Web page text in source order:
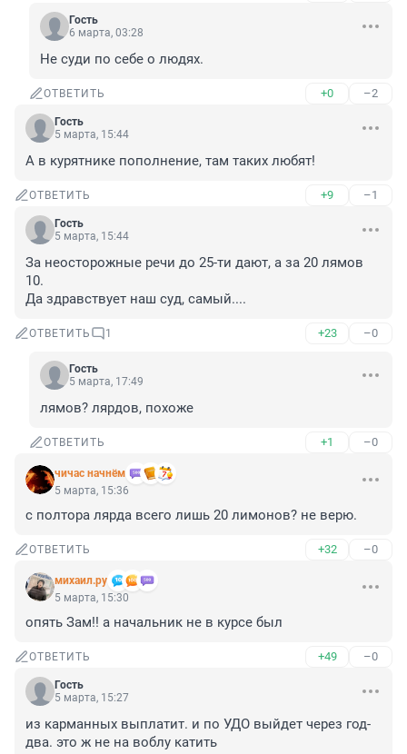
Гость
6 марта, 03:28
Не суди по себе о людях.
ОТВЕТИТЬ +0 –2
Гость
5 марта, 15:44
А в курятнике пополнение, там таких любят!
ОТВЕТИТЬ +9 –1
Гость
5 марта, 15:44
За неосторожные речи до 25-ти дают, а за 20 лямов
10.
Да здравствует наш суд, самый....
ОТВЕТИТЬ 1 +23 –0
Гость
5 марта, 17:49
лямов? лярдов, похоже
ОТВЕТИТЬ +1 –0
чичас начнём
5 марта, 15:36
с полтора лярда всего лишь 20 лимонов? не верю.
ОТВЕТИТЬ +32 –0
михаил.ру
5 марта, 15:30
опять Зам!! а начальник не в курсе был
ОТВЕТИТЬ +49 –0
Гость
5 марта, 15:27
из карманных выплатит. и по УДО выйдет через год-
два. это ж не на воблу катить